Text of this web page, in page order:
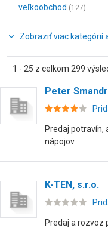
veľkoobchod (127)
Zobraziť viac kategórií
1 - 25 z celkom 299
Peter
Predaj potravín,
nápojov.
K-TEN, s.r.o.
Predaj a rozvoz